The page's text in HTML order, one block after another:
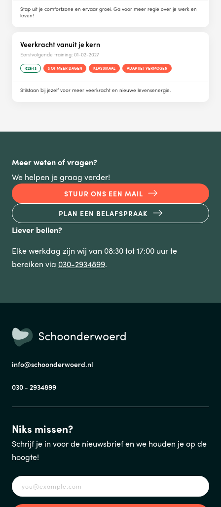
Stap uit je comfortzone en ervaar groei. Ga voor meer regie over je werk en
leven!
Veerkracht vanuit je kern
Eerstvolgende training: 01-02-2027
€2843 3 OF MEER DAGEN KLASSIKAAL ADAPTIEF VERMOGEN
Stilstaan bij jezelf voor meer veerkracht en nieuwe levensenergie.
Meer weten of vragen?
We helpen je graag verder!
STUUR ONS EEN MAIL
PLAN EEN BELAFSPRAAK
Liever bellen?
Elke werkdag zijn wij van 08:30 tot 17:00 uur te
bereiken via 030-2934899.
info@schoonderwoerd.nl
030 - 2934899
Niks missen?
Schrijf je in voor de nieuwsbrief en we houden je op de
hoogte!